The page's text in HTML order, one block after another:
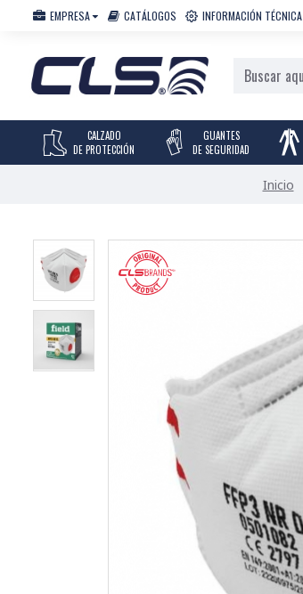
EMPRESA CATÁLOGOS INFORMACIÓN TÉCNICA
CALZADO
DE PROTECCIÓN
GUANTES
DE SEGURIDAD
Inicio